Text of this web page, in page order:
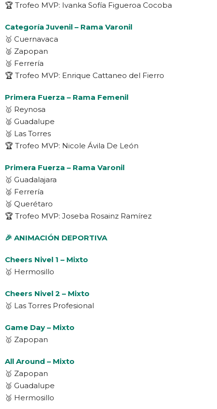
🏆 Trofeo MVP: Ivanka Sofía Figueroa Cocoba
Categoría Juvenil – Rama Varonil
🥇 Cuernavaca
🥈 Zapopan
🥉 Ferrería
🏆 Trofeo MVP: Enrique Cattaneo del Fierro
Primera Fuerza – Rama Femenil
🥇 Reynosa
🥈 Guadalupe
🥉 Las Torres
🏆 Trofeo MVP: Nicole Ávila De León
Primera Fuerza – Rama Varonil
🥇 Guadalajara
🥈 Ferrería
🥉 Querétaro
🏆 Trofeo MVP: Joseba Rosainz Ramírez
🎉 ANIMACIÓN DEPORTIVA
Cheers Nivel 1 – Mixto
🥇 Hermosillo
Cheers Nivel 2 – Mixto
🥇 Las Torres Profesional
Game Day – Mixto
🥇 Zapopan
All Around – Mixto
🥇 Zapopan
🥈 Guadalupe
🥉 Hermosillo